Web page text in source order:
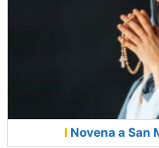
Novena a San